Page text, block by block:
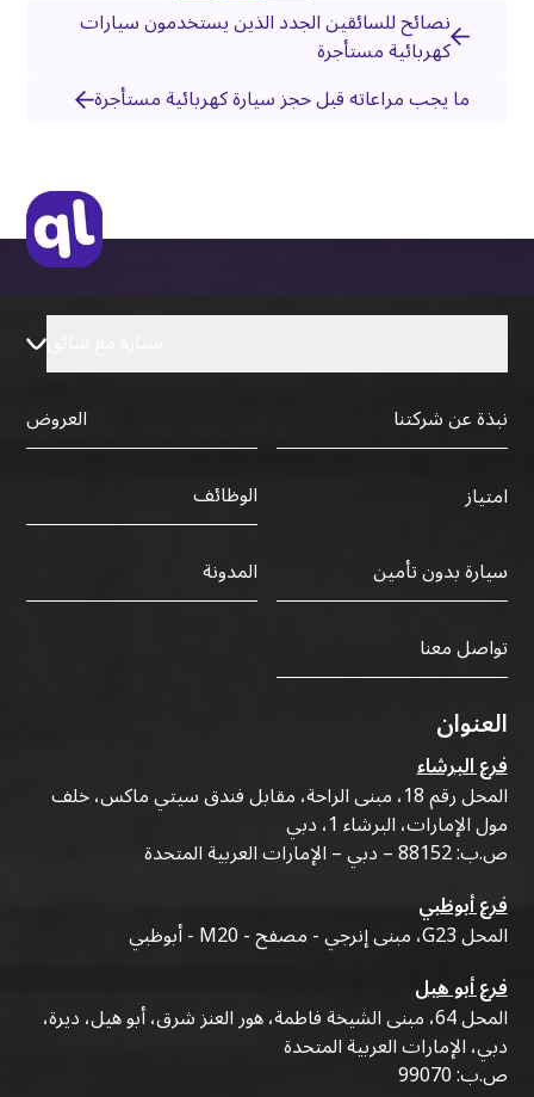
نصائح للسائقين الجدد الذين يستخدمون سيارات
كهربائية مستأجرة
ما يجب مراعاته قبل حجز سيارة كهربائية مستأجرة
نبذة عن شركتنا
العروض
امتياز
الوظائف
سيارة بدون تأمين
المدونة
تواصل معنا
العنوان
فرع البرشاء
المحل رقم 18، مبنى الراحة، مقابل فندق سيتي ماكس، خلف
مول الإمارات، البرشاء 1، دبي
ص.ب: 88152 – دبي – الإمارات العربية المتحدة
فرع أبوظبي
المحل G23، مبنى إنرجي - مصفح - M20 - أبوظبي
فرع أبو هيل
المحل 64، مبنى الشيخة فاطمة، هور العنز شرق، أبو هيل، ديرة،
دبي، الإمارات العربية المتحدة
ص.ب: 99070